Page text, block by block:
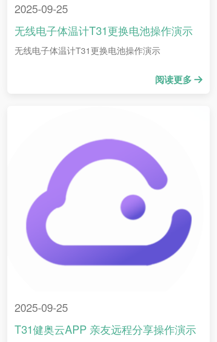
2025-09-25
无线电子体温计T31更换电池操作演示
无线电子体温计T31更换电池操作演示
阅读更多
2025-09-25
T31健奥云APP 亲友远程分享操作演示